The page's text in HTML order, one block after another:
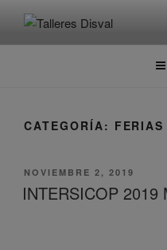
contenidoTALLERES
Fabricante de maquinaria para
CATEGORÍA: FERIAS
PUBLICADO
EL
NOVIEMBRE 2, 2019
INTERSICOP 2019